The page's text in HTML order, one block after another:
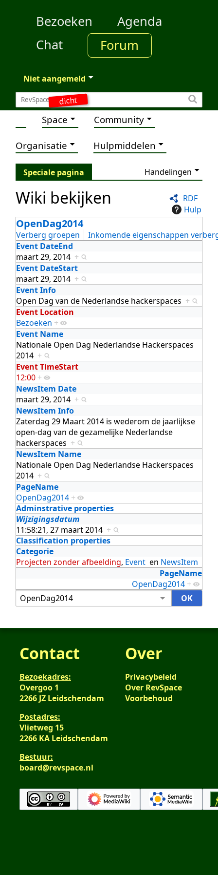
dicht
Bezoeken
Agenda
Chat
Forum
Niet aangemeld
Space Community
Organisatie Hulpmiddelen
Speciale pagina Handelingen
RDF
Hulp
Wiki bekijken
OpenDag2014
Verberg groepen
Inkomende eigenschappen
Event DateEnd
maart 29, 2014 +
Event DateStart
maart 29, 2014 +
Event Info
Open Dag van de Nederlandse hackerspaces +
Event Location
Bezoeken +
Event Name
Nationale Open Dag Nederlandse Hackerspaces
2014 +
Event TimeStart
12:00 +
NewsItem Date
maart 29, 2014 +
NewsItem Info
Zaterdag 29 Maart 2014 is wederom de jaarlijkse
open-dag van de gezamelijke Nederlandse
hackerspaces +
NewsItem Name
Nationale Open Dag Nederlandse Hackerspaces
2014 +
PageName
OpenDag2014 +
Adminstrative properties
Wijzigingsdatum
11:58:21, 27 maart 2014 +
Classification properties
Categorie
Projecten zonder afbeelding, Event en NewsItem
PageName
OpenDag2014 +
Contact
Bezoekadres:
Overgoo 1
2266 JZ Leidschendam
Postadres:
Vlietweg 15
2266 KA Leidschendam
Bestuur:
board@revspace.nl
Over
Privacybeleid
Over RevSpace
Voorbehoud